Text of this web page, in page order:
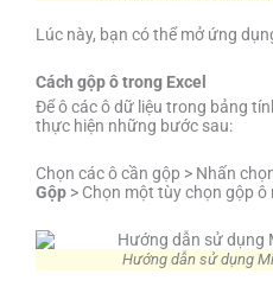
Lúc này, bạn có thể mở ứng
Cách gộp ô trong Excel
Để ô các ô dữ liệu trong bảng
thực hiện những bước sau:
Chọn các ô cần gộp > Nhấn
Gộp > Chọn một tùy chọn gộp
Hướng dẫn sử dụng